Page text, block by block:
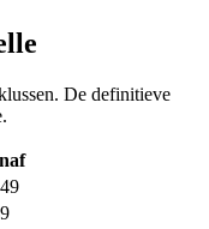
De definitieve